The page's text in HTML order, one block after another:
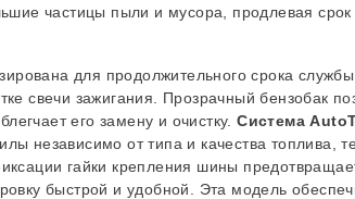
частицы пыли и мусора, продлевая
для продолжительного срока службы
свечи зажигания. Прозрачный бензобак
его замену и очистку. Система
независимо от типа и качества топлива,
гайки крепления шины
быстрой и удобной.
Эта модель